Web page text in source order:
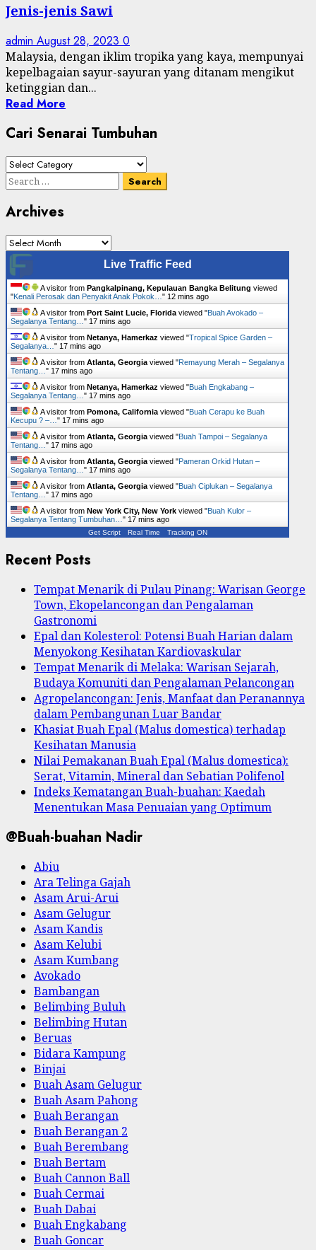
Jenis-jenis Sawi
admin August 28, 2023 0
Malaysia, dengan iklim tropika yang kaya, mempunyai
kepelbagaian sayur-sayuran yang ditanam mengikut
ketinggian dan...
Read More
Cari Senarai Tumbuhan
Cari
Senarai
Search
Archives
Archives
Live Traffic Feed
A visitor from Pangkalpinang, Kepulauan Bangka Belitung viewed
"Kenali Perosak dan Penyakit Anak Pokok… " 12 mins ago
A visitor from Port Saint Lucie, Florida viewed "Buah Avokado –
Segalanya Tentang… " 17 mins ago
A visitor from Netanya, Hamerkaz viewed "Tropical Spice Garden –
Segalanya… " 17 mins ago
A visitor from Atlanta, Georgia viewed "Remayung Merah – Segalanya
Tentang… " 17 mins ago
A visitor from Netanya, Hamerkaz viewed "Buah Engkabang –
Segalanya Tentang… " 17 mins ago
A visitor from Pomona, California viewed "Buah Cerapu ke Buah
Kecupu ? –… " 17 mins ago
A visitor from Atlanta, Georgia viewed "Buah Tampoi – Segalanya
Tentang… " 17 mins ago
A visitor from Atlanta, Georgia viewed "Pameran Orkid Hutan –
Segalanya Tentang… " 17 mins ago
A visitor from Atlanta, Georgia viewed "Buah Ciplukan – Segalanya
Tentang… " 17 mins ago
A visitor from New York City, New York viewed "Buah Kulor –
Segalanya Tentang Tumbuhan… " 17 mins ago
Get Script Real Time Tracking ON
Recent Posts
Tempat Menarik di Pulau Pinang: Warisan George
Town, Ekopelancongan dan Pengalaman
Gastronomi
Epal dan Kolesterol: Potensi Buah Harian dalam
Menyokong Kesihatan Kardiovaskular
Tempat Menarik di Melaka: Warisan Sejarah,
Budaya Komuniti dan Pengalaman Pelancongan
Agropelancongan: Jenis, Manfaat dan Peranannya
dalam Pembangunan Luar Bandar
Khasiat Buah Epal (Malus domestica) terhadap
Kesihatan Manusia
Nilai Pemakanan Buah Epal (Malus domestica):
Serat, Vitamin, Mineral dan Sebatian Polifenol
Indeks Kematangan Buah-buahan: Kaedah
Menentukan Masa Penuaian yang Optimum
@Buah-buahan Nadir
Abiu
Ara Telinga Gajah
Asam Arui-Arui
Asam Gelugur
Asam Kandis
Asam Kelubi
Asam Kumbang
Avokado
Bambangan
Belimbing Buluh
Belimbing Hutan
Beruas
Bidara Kampung
Binjai
Buah Asam Gelugur
Buah Asam Pahong
Buah Berangan
Buah Berangan 2
Buah Berembang
Buah Bertam
Buah Cannon Ball
Buah Cermai
Buah Dabai
Buah Engkabang
Buah Goncar